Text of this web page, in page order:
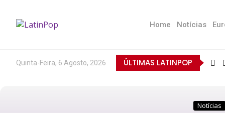
Home Notícias
Quinta-Feira, 6 Agosto, 2026 ÚLTIMAS LATINPOP
Notícias